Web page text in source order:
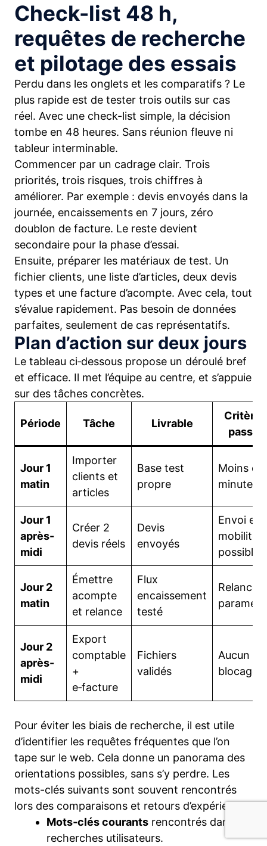
Check-list 48 h,
requêtes de recherche
et pilotage des essais
Perdu dans les onglets et les comparatifs ? Le
plus rapide est de tester trois outils sur cas
réel. Avec une check-list simple, la décision
tombe en 48 heures. Sans réunion fleuve ni
tableur interminable.
Commencer par un cadrage clair. Trois
priorités, trois risques, trois chiffres à
améliorer. Par exemple : devis envoyés dans la
journée, encaissements en 7 jours, zéro
doublon de facture. Le reste devient
secondaire pour la phase d’essai.
Ensuite, préparer les matériaux de test. Un
fichier clients, une liste d’articles, deux devis
types et une facture d’acompte. Avec cela, tout
s’évalue rapidement. Pas besoin de données
parfaites, seulement de cas représentatifs.
Plan d’action sur deux jours
Le tableau ci‑dessous propose un déroulé bref
et efficace. Il met l’équipe au centre, et s’appuie
sur des tâches concrètes.
Période Tâche Livrable
Critère
Jour 1
matin
Importer
clients et
articles
Base test
propre
Moins de
minutes
Jour 1
après-
midi
Créer 2
devis réels
Devis
envoyés
Envoi en
mobilité
possible
Jour 2
matin
Émettre
acompte
et relance
Flux
encaissement
testé
Relances
Jour 2
après-
midi
Export
comptable
+
e‑facture
Fichiers
validés
Aucun
blocage
Pour éviter les biais de recherche, il est utile
d’identifier les requêtes fréquentes que l’on
tape sur le web. Cela donne un panorama des
orientations possibles, sans s’y perdre. Les
mots-clés suivants sont souvent rencontrés
lors des comparaisons et retours d’expérience.
Mots‑clés courants rencontrés dans les
recherches utilisateurs.